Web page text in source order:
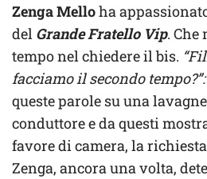
Zenga Melloha
del Grande Fratello Vip. Che
tempo nel chiedere il bis.
facciamo il secondo tempo?”:
queste parole su una
conduttore e da questi
favore di camera, la
Zenga, ancora una volta,